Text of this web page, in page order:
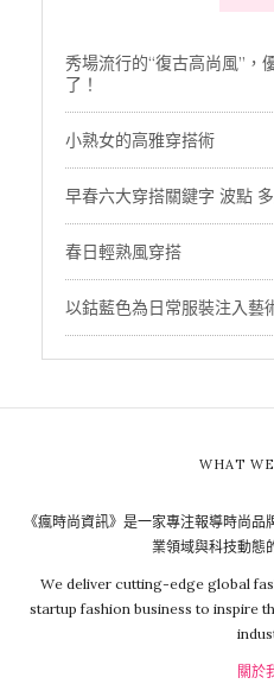
秀場流行的“復古高尚風”，
了！
小熟女的高雅穿搭術
早春六大穿搭關鍵字 波點
春日輕熟風穿搭
以鈷藍色為日常服裝注入藝
WHAT
《瘋時尚資訊》是一家專注報導時尚
業領域與科技動態
We deliver cutting-edge global
startup fashion business to inspire
關於